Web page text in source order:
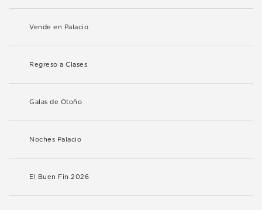
Vende en Palacio
Regreso a Clases
Galas de Otoño
Noches Palacio
El Buen Fin 2026